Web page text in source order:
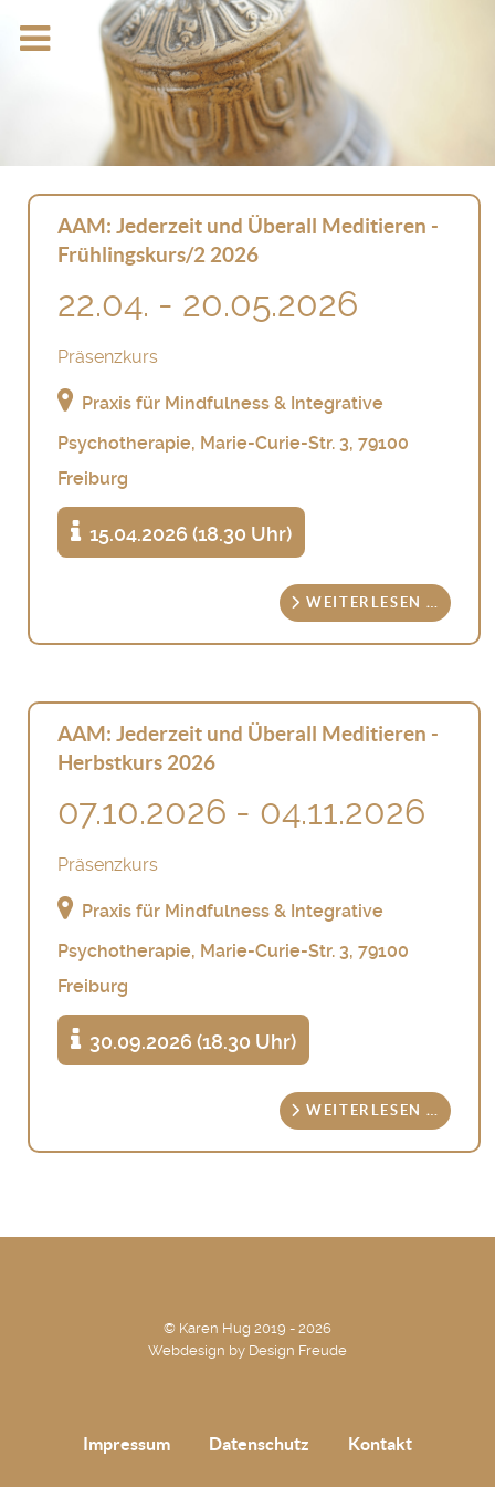
AAM: Jederzeit und Überall Meditieren -
Frühlingskurs/2 2026
22.04. - 20.05.2026
Präsenzkurs
Praxis für Mindfulness & Integrative
Psychotherapie, Marie-Curie-Str. 3, 79100
Freiburg
15.04.2026 (18.30 Uhr)
WEITERLESEN …
AAM: Jederzeit und Überall Meditieren -
Herbstkurs 2026
07.10.2026 - 04.11.2026
Präsenzkurs
Praxis für Mindfulness & Integrative
Psychotherapie, Marie-Curie-Str. 3, 79100
Freiburg
30.09.2026 (18.30 Uhr)
WEITERLESEN …
© Karen Hug 2019 - 2026
Webdesign by Design Freude
Impressum Datenschutz Kontakt